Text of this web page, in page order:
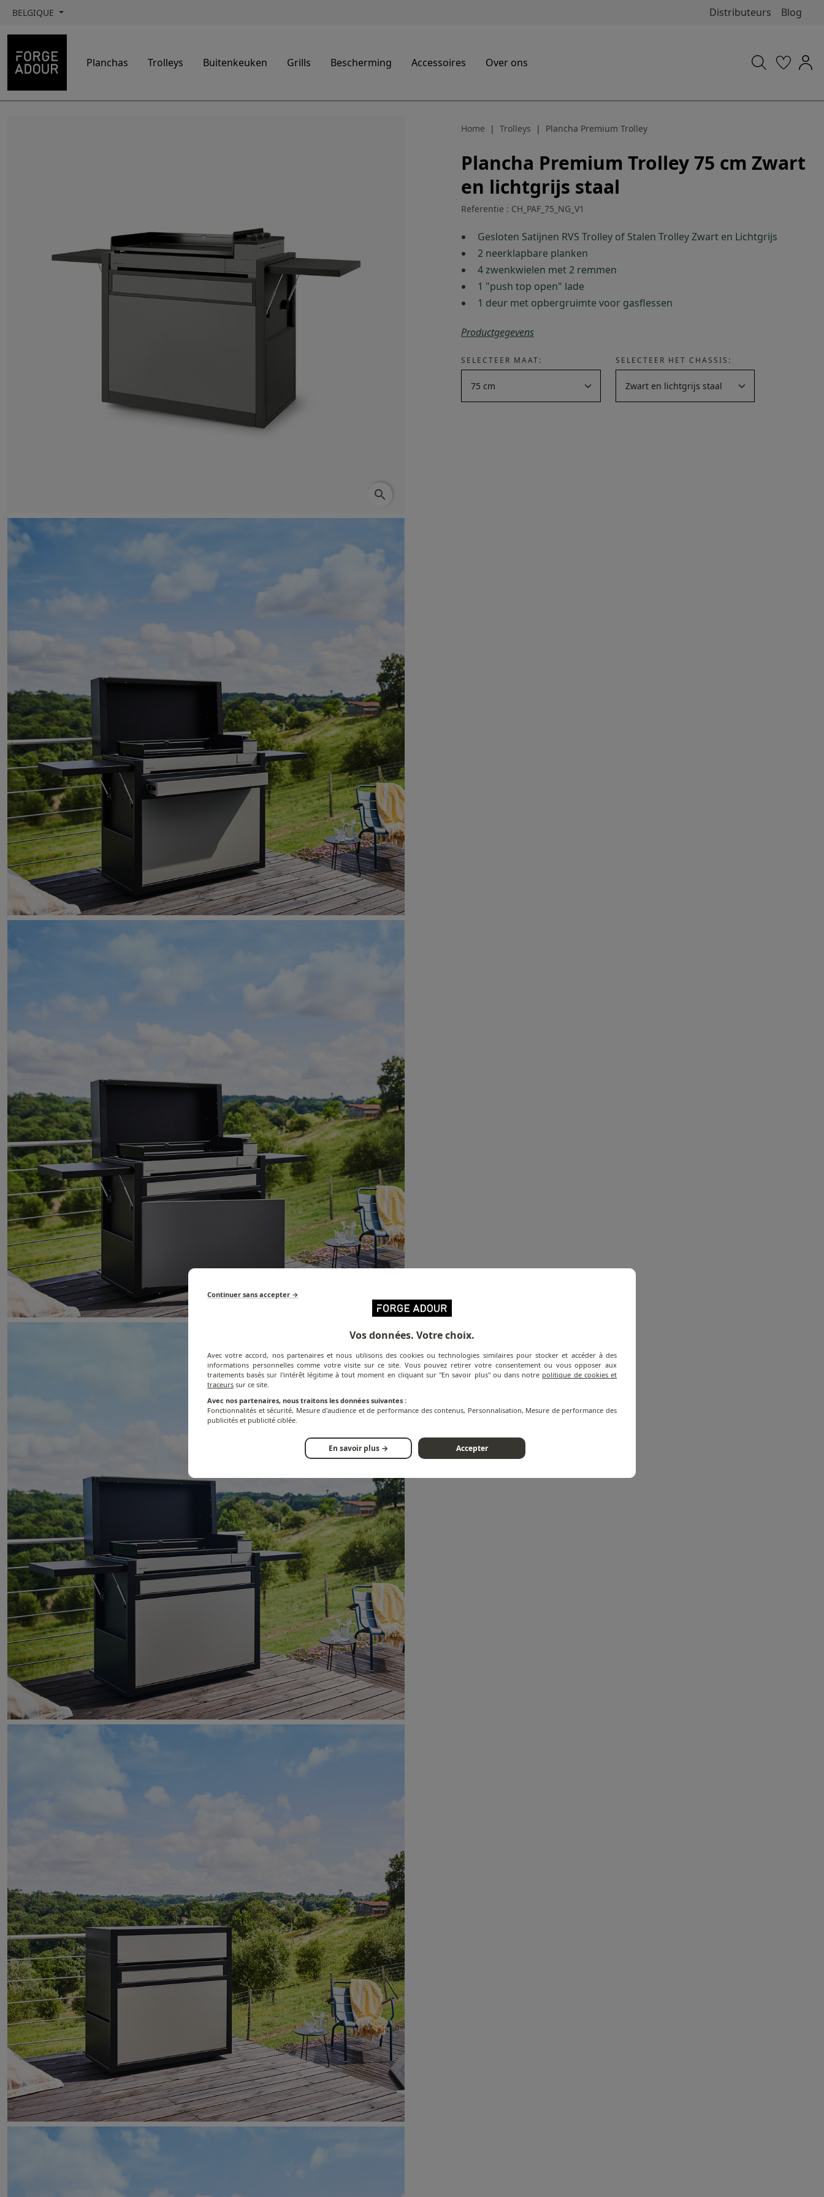
BELGIQUE Distributeurs Blog
Planchas Trolleys Buitenkeuken Grills Bescherming Accessoires Over ons
search
Home Trolleys Plancha Premium Trolley
Plancha Premium Trolley 75 cm Zwart
en lichtgrijs staal
Referentie : CH_PAF_75_NG_V1
Gesloten Satijnen RVS Trolley of Stalen Trolley Zwart en Lichtgrijs
2 neerklapbare planken
4 zwenkwielen met 2 remmen
1 "push top open" lade
1 deur met opbergruimte voor gasflessen
Productgegevens
SELECTEER MAAT: SELECTEER HET CHASSIS:
Continuer sans accepter →
Vos données. Votre choix.
Avec votre accord, nos partenaires et nous utilisons des cookies ou technologies similaires pour stocker et accéder à des
informations personnelles comme votre visite sur ce site. Vous pouvez retirer votre consentement ou vous opposer aux
traitements basés sur l'intérêt légitime à tout moment en cliquant sur "En savoir plus" ou dans notre politique de cookies et
traceurs sur ce site.
Avec nos partenaires, nous traitons les données suivantes :
Fonctionnalités et sécurité, Mesure d'audience et de performance des contenus, Personnalisation, Mesure de performance des
publicités et publicité ciblée.
En savoir plus → Accepter